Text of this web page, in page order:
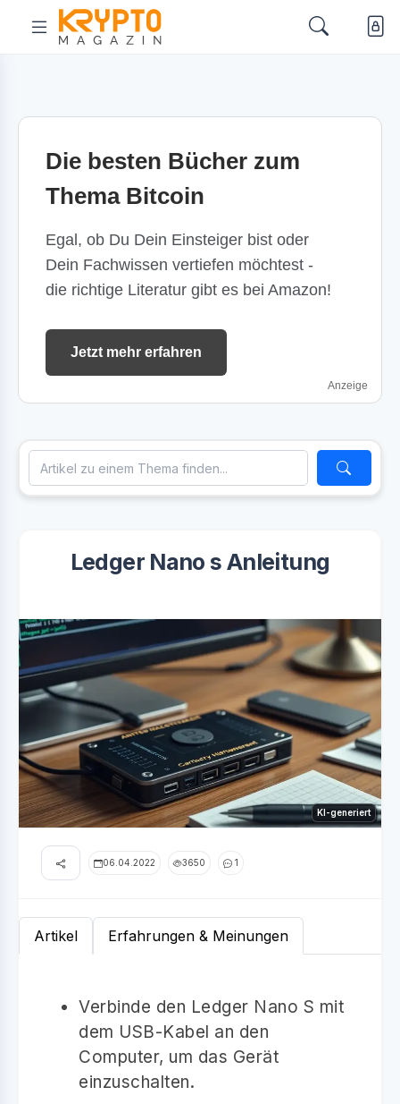
Die besten Bücher zum
Thema Bitcoin
Egal, ob Du Dein Einsteiger bist oder
Dein Fachwissen vertiefen möchtest -
die richtige Literatur gibt es bei Amazon!
Jetzt mehr erfahren
Anzeige
Ledger Nano s Anleitung
KI-generiert
06.04.2022 3650 1
Artikel Erfahrungen & Meinungen
Verbinde den Ledger Nano S mit
dem USB-Kabel an den
Computer, um das Gerät
einzuschalten.